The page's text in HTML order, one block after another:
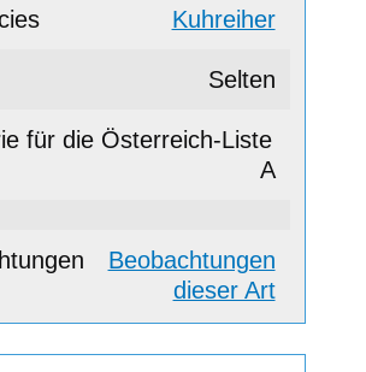
Kuhreiher
Selten
A
Beobachtungen
dieser Art